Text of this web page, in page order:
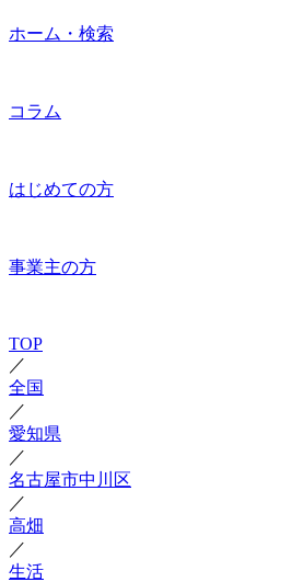
ホーム・検索
コラム
はじめての方
事業主の方
TOP
／
全国
／
愛知県
／
名古屋市中川区
／
高畑
／
生活